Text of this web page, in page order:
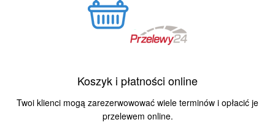
Koszyk i płatności online
Twoi klienci mogą zarezerwowować wiele terminów i opłacić je
przelewem online.